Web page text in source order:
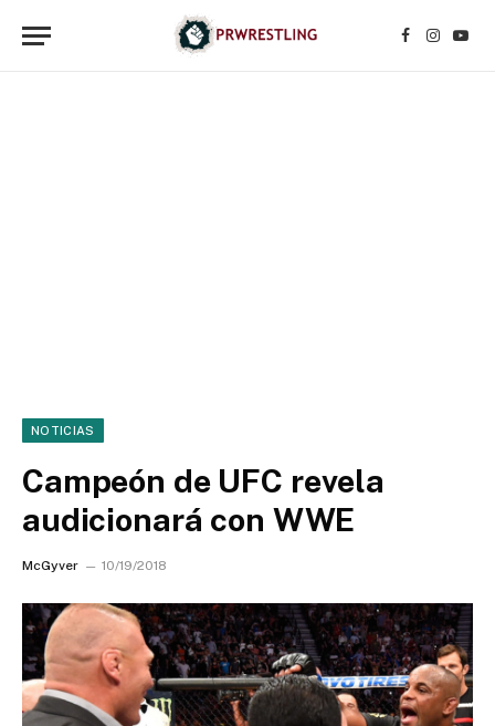
Facebook
NOTICIAS
Campeón de UFC revela
audicionará con WWE
McGyver 10/19/2018